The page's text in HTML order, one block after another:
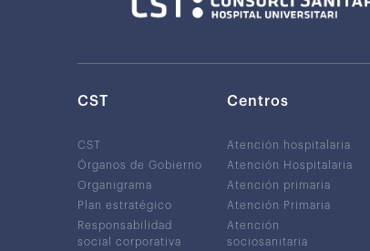
CST
CST
Órganos de Gobierno
Organigrama
Plan estratégico
Responsabilidad
social corporativa
Centros
Atención hospitalaria
Atención Hospitalaria
Atención primaria
Atención Primaria
Atención
sociosanitaria